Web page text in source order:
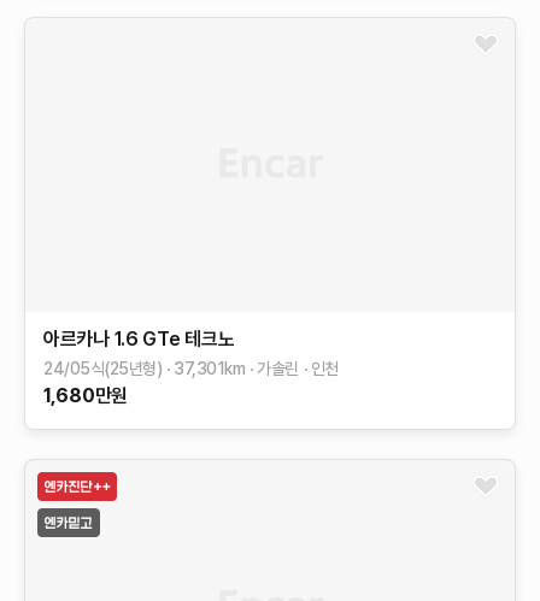
아르카나 1.6 GTe 테크노
24/05식(25년형) 37,301 km 가솔린 인천
1,680만원